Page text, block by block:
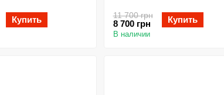
Купить 11 700 грн
8 700 грн Купить
В наличии